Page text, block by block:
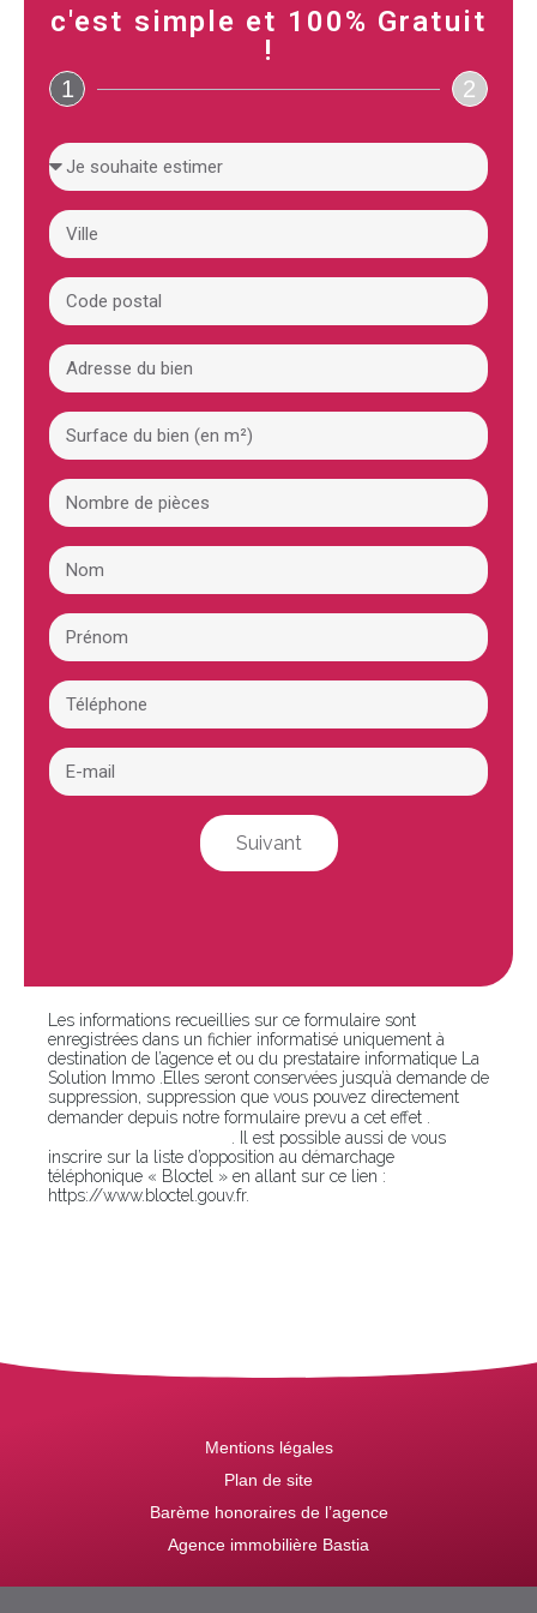
c'est simple et 100% Gratuit
!
1 2
Suivant
Les informations recueillies sur ce formulaire sont
enregistrées dans un fichier informatisé uniquement à
destination de l’agence et ou du prestataire informatique La
Solution Immo .Elles seront conservées jusqu’à demande de
suppression, suppression que vous pouvez directement
demander depuis notre formulaire prevu a cet effet .
. Il est possible aussi de vous
inscrire sur la liste d’opposition au démarchage
téléphonique « Bloctel » en allant sur ce lien :
https://www.bloctel.gouv.fr.
Mentions légales
Plan de site
Barème honoraires de l’agence
Agence immobilière Bastia